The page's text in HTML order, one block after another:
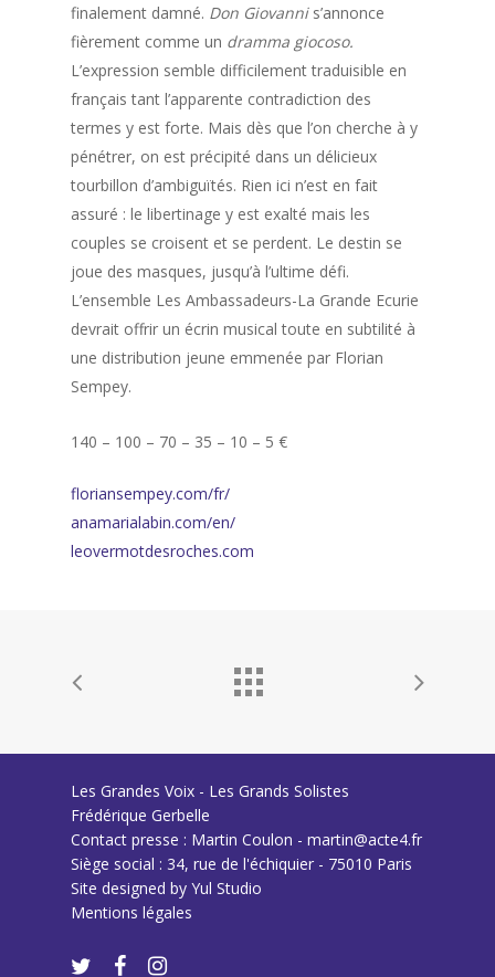
finalement damné. Don Giovanni s’annonce
fièrement comme un dramma giocoso.
L’expression semble difficilement traduisible en
français tant l’apparente contradiction des
termes y est forte. Mais dès que l’on cherche à y
pénétrer, on est précipité dans un délicieux
tourbillon d’ambiguïtés. Rien ici n’est en fait
assuré : le libertinage y est exalté mais les
couples se croisent et se perdent. Le destin se
joue des masques, jusqu’à l’ultime défi.
L’ensemble Les Ambassadeurs-La Grande Ecurie
devrait offrir un écrin musical toute en subtilité à
une distribution jeune emmenée par Florian
Sempey.
140 – 100 – 70 – 35 – 10 – 5 €
floriansempey.com/fr/
anamarialabin.com/en/
leovermotdesroches.com
Les Grandes Voix - Les Grands Solistes
Frédérique Gerbelle
Contact presse : Martin Coulon - martin@acte4.fr
Siège social : 34, rue de l'échiquier - 75010 Paris
Site designed by Yul Studio
Mentions légales
twitterfacebookinstagram